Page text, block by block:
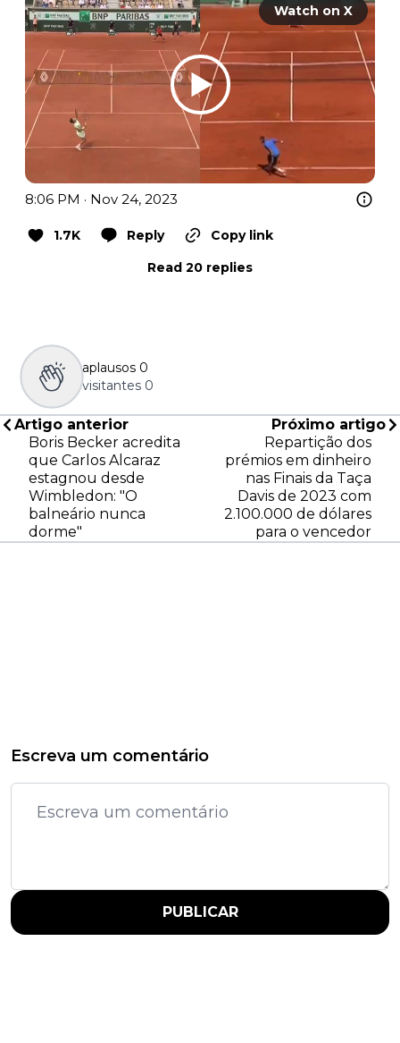
Watch on X
8:06 PM · Nov 24, 2023
1.7K Reply
Copy link
Read 20 replies
aplausos 0
visitantes 0
Artigo anterior
Boris Becker acredita
que Carlos Alcaraz
estagnou desde
Wimbledon: "O
balneário nunca
dorme"
Próximo artigo
Repartição dos
prémios em dinheiro
nas Finais da Taça
Davis de 2023 com
2.100.000 de dólares
para o vencedor
Escreva um comentário
PUBLICAR